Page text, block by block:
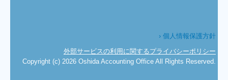
› 個人情報保護方針
外部サービスの利用に関するプライバシーポリシー
Copyright (c) 2026 Oshida Accounting Office All Rights Reserved.